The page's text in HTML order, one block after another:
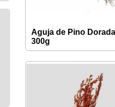
Aguja de Pino
300g